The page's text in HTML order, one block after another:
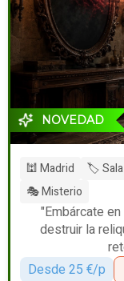
NOVEDAD
🕍 Madrid 🏷️ Sala
🎭 Misterio
"Embárcate
destruir la
Desde 25 €/p